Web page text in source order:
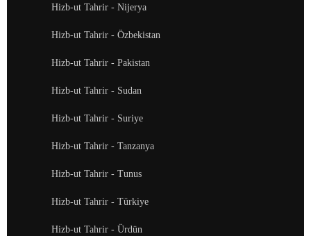
Hizb-ut Tahrir - Nijerya
Hizb-ut Tahrir - Özbekistan
Hizb-ut Tahrir - Pakistan
Hizb-ut Tahrir - Sudan
Hizb-ut Tahrir - Suriye
Hizb-ut Tahrir - Tanzanya
Hizb-ut Tahrir - Tunus
Hizb-ut Tahrir - Türkiye
Hizb-ut Tahrir - Ürdün